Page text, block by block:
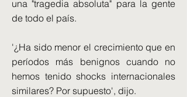
una "tragedia absoluta" para la gente
de todo el país.
'¿Ha sido menor el crecimiento que en
períodos más benignos cuando no
hemos tenido shocks internacionales
similares? Por supuesto', dijo.